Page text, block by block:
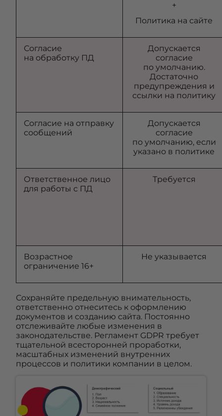
+
Политика на сайте
Согласие
на обработку ПД
Допускается
согласие
по умолчанию.
Достаточно
предупреждения и
ссылки на политику
Согласие на отправку
сообщений
Допускается
согласие
по умолчанию, если
указано в политике
Ответственное лицо
для работы с ПД
Требуется
Возрастное
ограничение 16+
Не указывается
Сохраняйте предельную внимательность,
ответственно отнеситесь к оформлению
документов и созданию сайта. Постоянно
отслеживайте любые изменения в
законодательстве. Регламент GDPR требует
тщательной всесторонней проработки,
масштабных изменений внутренних
процессов и политики компании в целом.